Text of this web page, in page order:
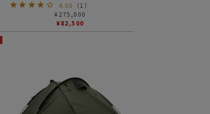
4.00
（1 ）
¥ 275,000
¥82,500